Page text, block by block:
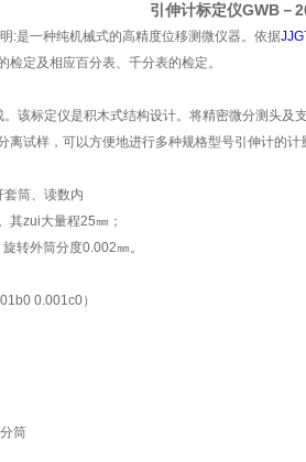
引伸计标定仪GWB－
:是一种纯机械式的高精度位移测微仪器。依据
定及相应百分表、千分表的检定。
该标定仪是积木式结构设计。将精密微分测头及
离试样，可以方便地进行多种规格型号引伸计的
筒、读数内
其zui大量程25㎜；
转外筒分度0.002㎜。
0.001c0）
筒